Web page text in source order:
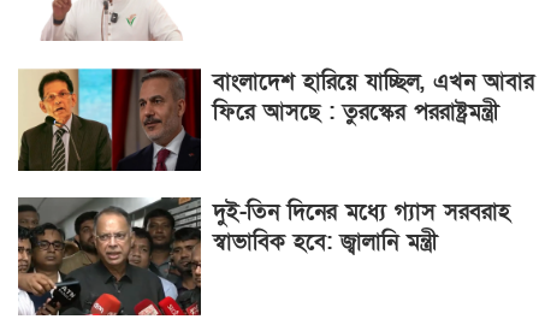
বাংলাদেশ হারিয়ে যাচ্ছিল, এখন আবার
ফিরে আসছে : তুরস্কের পররাষ্ট্রমন্ত্রী
দুই-তিন দিনের মধ্যে গ্যাস সরবরাহ
স্বাভাবিক হবে: জ্বালানি মন্ত্রী